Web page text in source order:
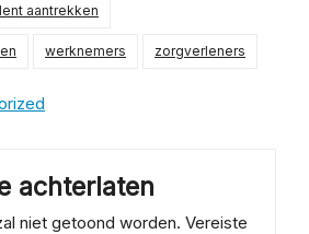
aantrekken
werknemers zorgverleners
achterlaten
niet getoond worden. Vereiste